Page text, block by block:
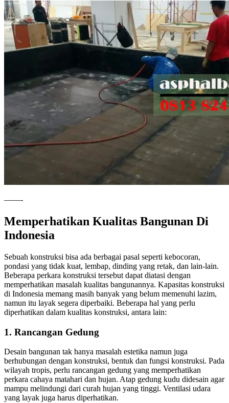
——-
Memperhatikan Kualitas Bangunan Di
Indonesia
Sebuah konstruksi bisa ada berbagai pasal seperti kebocoran,
pondasi yang tidak kuat, lembap, dinding yang retak, dan lain-lain.
Beberapa perkara konstruksi tersebut dapat diatasi dengan
memperhatikan masalah kualitas bangunannya. Kapasitas konstruksi
di Indonesia memang masih banyak yang belum memenuhi lazim,
namun itu layak segera diperbaiki. Beberapa hal yang perlu
diperhatikan dalam kualitas konstruksi, antara lain:
1. Rancangan Gedung
Desain bangunan tak hanya masalah estetika namun juga
berhubungan dengan konstruksi, bentuk dan fungsi konstruksi. Pada
wilayah tropis, perlu rancangan gedung yang memperhatikan
perkara cahaya matahari dan hujan. Atap gedung kudu didesain agar
mampu melindungi dari curah hujan yang tinggi. Ventilasi udara
yang layak juga harus diperhatikan.